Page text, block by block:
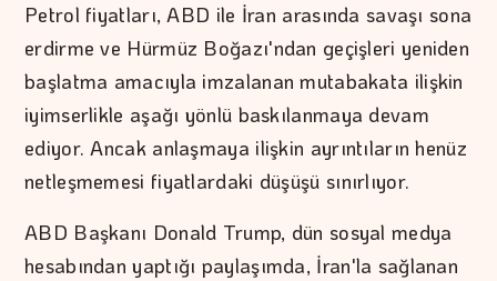
Petrol fiyatları, ABD ile İran arasında savaşı sona
erdirme ve Hürmüz Boğazı'ndan geçişleri yeniden
başlatma amacıyla imzalanan mutabakata ilişkin
iyimserlikle aşağı yönlü baskılanmaya devam
ediyor. Ancak anlaşmaya ilişkin ayrıntıların henüz
netleşmemesi fiyatlardaki düşüşü sınırlıyor.
ABD Başkanı Donald Trump, dün sosyal medya
hesabından yaptığı paylaşımda, İran'la sağlanan